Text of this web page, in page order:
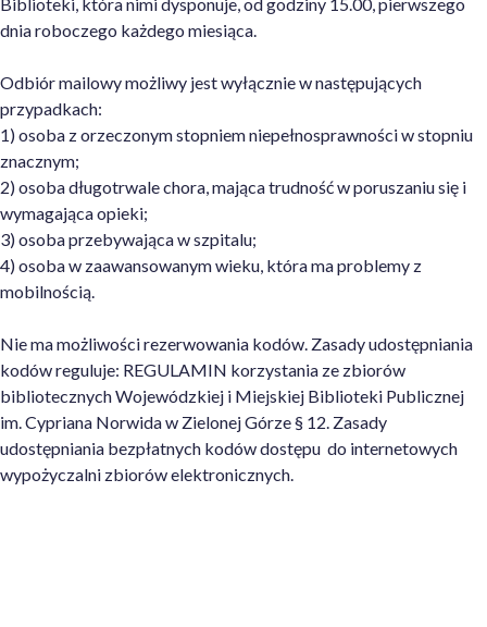
dnia roboczego każdego miesiąca.
Odbiór mailowy możliwy jest wyłącznie w następujących
przypadkach:
1) osoba z orzeczonym stopniem niepełnosprawności w stopniu
znacznym;
2) osoba długotrwale chora, mająca trudność w poruszaniu się i
wymagająca opieki;
3) osoba przebywająca w szpitalu;
4) osoba w zaawansowanym wieku, która ma problemy z
mobilnością.
Nie ma możliwości rezerwowania kodów. Zasady udostępniania
kodów reguluje: REGULAMIN korzystania ze zbiorów
bibliotecznych Wojewódzkiej i Miejskiej Biblioteki Publicznej
im. Cypriana Norwida w Zielonej Górze § 12. Zasady
udostępniania bezpłatnych kodów dostępu do internetowych
wypożyczalni zbiorów elektronicznych.